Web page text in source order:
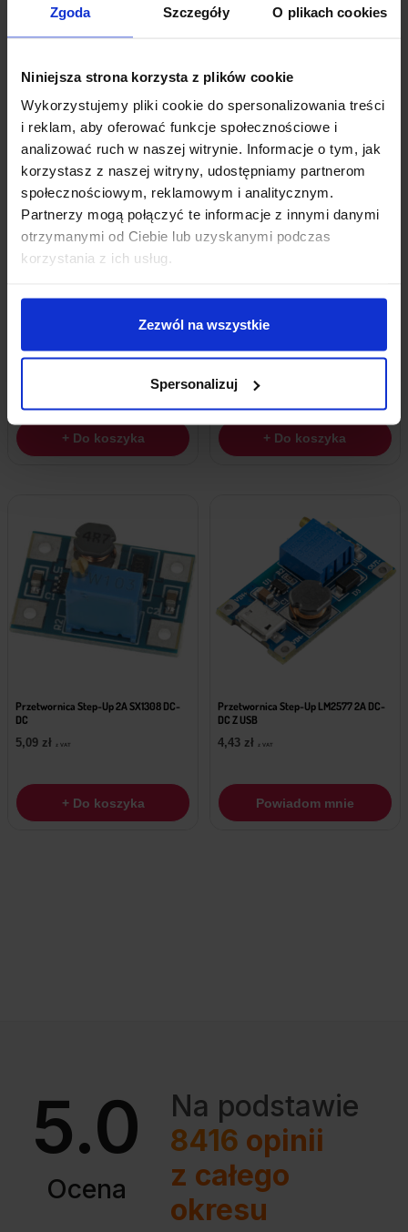
Zgoda Szczegóły O plikach cookies
Niniejsza strona korzysta z plików cookie
Wykorzystujemy pliki cookie do spersonalizowania treści
i reklam, aby oferować funkcje społecznościowe i
analizować ruch w naszej witrynie. Informacje o tym, jak
korzystasz z naszej witryny, udostępniamy partnerom
społecznościowym, reklamowym i analitycznym.
Partnerzy mogą połączyć te informacje z innymi danymi
otrzymanymi od Ciebie lub uzyskanymi podczas
korzystania z ich usług.
Zezwól na wszystkie
Spersonalizuj
INNI KUPILI RÓWNIEŻ
+ Do koszyka
MB102 3,3V-5V
7,19 zł
+ Do koszyka
Przetwornica Step-Up 2A SX1308 DC-
DC
5,09 zł z VAT
+ Do koszyka
Przetwornica Step-Up LM2577 2A DC-
DC Z USB
4,43 zł z VAT
Powiadom mnie
5.0
Ocena
Na podstawie
8416 opinii
z całego
okresu